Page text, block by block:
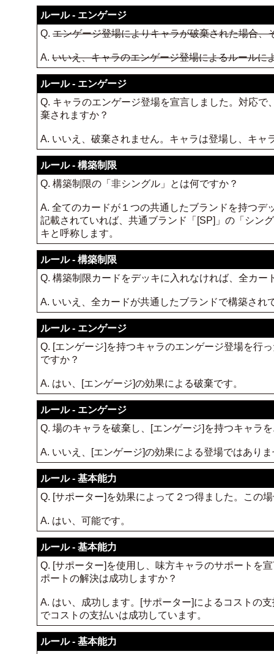
ルール - エンゲージ
Q. エンゲージ登場によりキャラが破棄された場合、
A. いいえ、キャラのエンゲージ登場によるルールに
ルール - エンゲージ
Q. キャラのエンゲージ登場を宣言しました。対応
棄されますか？
A. いいえ、破棄されません。キャラは登場し、キ
ルール - 構築制限
Q. 構築制限の「非シングル」とは何ですか？
A. 全てのカードが１つの共通したブランドを持つ
記載されていれば、共通ブランド「[SP]」の「シン
キと呼称します。
ルール - 構築制限
Q. 構築制限カードをデッキに入れなければ、全カ
A. いいえ、全カードが共通したブランドで構築され
ルール - エンゲージ
Q. [エンゲージ]を持つキャラのエンゲージ登場を行
ですか？
A. はい、[エンゲージ]の効果による破棄です。
ルール - エンゲージ
Q. 場のキャラを破棄し、[エンゲージ]を持つキャラ
A. いいえ、[エンゲージ]の効果による登場ではあり
ルール - 基本能力
Q. [サポーター]を効果によって２つ得ました。この
A. はい、可能です。
ルール - 基本能力
Q. [サポーター]を使用し、味方キャラのサポートを
ポートの解決は成功しますか？
A. はい、成功します。[サポーター]によるコストの
でコストの支払いは成功しています。
ルール - 基本能力